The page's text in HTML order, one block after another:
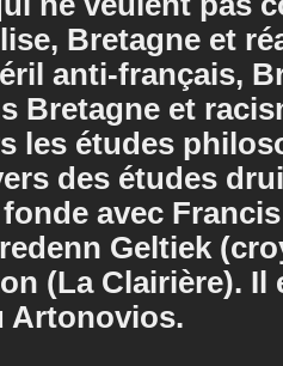
Bretagne et
anti-français,
Bretagne et
les études
des études
avec
Geltiek
(La Clairière). Il
Artonovios.